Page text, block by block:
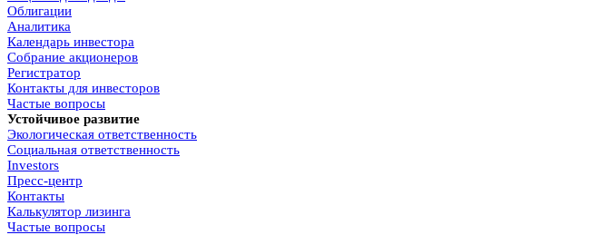
Облигации
Аналитика
Календарь инвестора
Собрание акционеров
Регистратор
Контакты для инвесторов
Частые вопросы
Устойчивое развитие
Экологическая ответственность
Социальная ответственность
Investors
Пресс-центр
Контакты
Калькулятор лизинга
Частые вопросы